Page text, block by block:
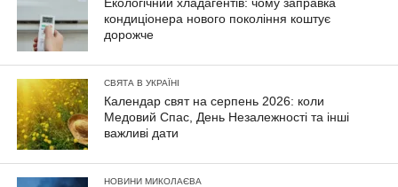
кондиціонера нового покоління коштує
дорожче
СВЯТА В УКРАЇНІ
Календар свят на серпень 2026: коли
Медовий Спас, День Незалежності та інші
важливі дати
НОВИНИ МИКОЛАЄВА